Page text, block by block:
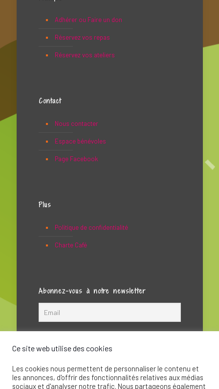
Adhérer ou Faire un don
Réservez vos repas
Réservez vos ateliers
Contact
Nous contacter
Espace bénévoles
Page Facebook
Plus
Politique de confidentialité
Charte Café
Abonnez-vous à notre newsletter
Ce site web utilise des cookies
Les cookies nous permettent de personnaliser le contenu et
les annonces, d'offrir des fonctionnalités relatives aux médias
sociaux et d'analyser notre trafic. Nous partageons également